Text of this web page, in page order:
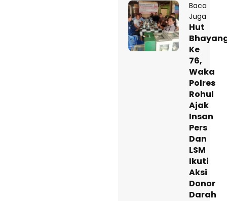
Baca
Juga
Hut
Ke
76,
Waka
Polres
Rohul
Ajak
Insan
Pers
Dan
LSM
Ikuti
Aksi
Donor
Darah